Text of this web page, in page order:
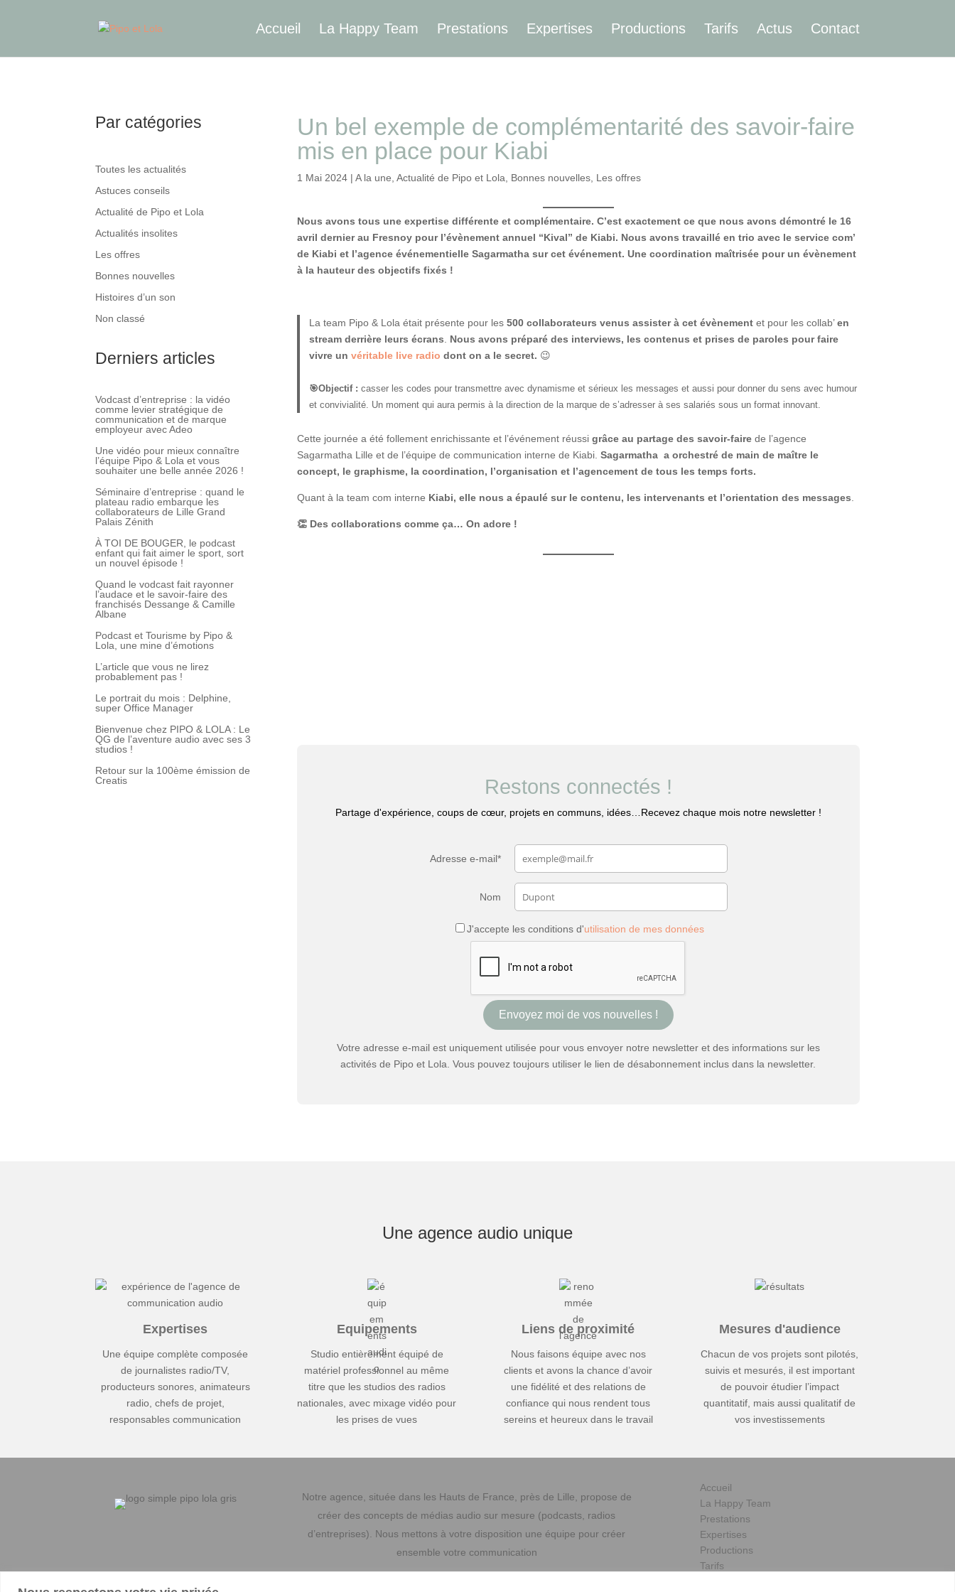
Accueil La Happy Team Prestations Expertises Productions Tarifs Actus Contact
Par catégories
Toutes les actualités
Astuces conseils
Actualité de Pipo et Lola
Actualités insolites
Les offres
Bonnes nouvelles
Histoires d’un son
Non classé
Derniers articles
Vodcast d’entreprise : la vidéo
comme levier stratégique de
communication et de marque
employeur avec Adeo
Une vidéo pour mieux connaître
l’équipe Pipo & Lola et vous
souhaiter une belle année 2026 !
Séminaire d’entreprise : quand le
plateau radio embarque les
collaborateurs de Lille Grand
Palais Zénith
À TOI DE BOUGER, le podcast
enfant qui fait aimer le sport, sort
un nouvel épisode !
Quand le vodcast fait rayonner
l’audace et le savoir-faire des
franchisés Dessange & Camille
Albane
Podcast et Tourisme by Pipo &
Lola, une mine d’émotions
L’article que vous ne lirez
probablement pas !
Le portrait du mois : Delphine,
super Office Manager
Bienvenue chez PIPO & LOLA : Le
QG de l’aventure audio avec ses 3
studios !
Retour sur la 100ème émission de
Creatis
Un bel exemple de complémentarité des savoir-faire
mis en place pour Kiabi
1 Mai 2024| A la une Actualité de Pipo et Lola Bonnes nouvelles, Les offres
Nous avons tous une expertise différente et complémentaire. C’est exactement ce que nous avons démontré le 16
avril dernier au Fresnoy pour l’évènement annuel “Kival” de Kiabi. Nous avons travaillé en trio avec le service com’
de Kiabi et l’agence événementielle Sagarmatha sur cet événement. Une coordination maîtrisée pour un évènement
à la hauteur des objectifs fixés !
La team Pipo & Lola était présente pour les500 collaborateurs venus assister à cet évènement et pour les collab’en
stream derrière leurs écrans
Nous avons préparé des interviews, les contenus et prises de paroles pour faire
vivre unvéritable live radiodont on a le secret. 😉
🎯Objectif :casser les codes pour transmettre avec dynamisme et sérieux les messages et aussi pour donner du sens avec humour
et convivialité. Un moment qui aura permis à la direction de la marque de s’adresser à ses salariés sous un format innovant.
Cette journée a été follement enrichissante et l’événement réussi grâce au partage des savoir-faire de l’agence
Sagarmatha Lille et de l’équipe de communication interne de Kiabi. Sagarmatha a orchestré de main de maître le
concept, le graphisme, la coordination, l’organisation et l’agencement de tous les temps forts.
Quant à la team com interne Kiabi, elle nous a épaulé sur le contenu, les intervenants et l’orientation des messages
👏 Des collaborations comme ça… On adore !
Restons connectés !
Partage d'expérience, coups de cœur, projets en communs, idées…Recevez chaque mois notre newsletter !
Adresse e-mail*
Nom
J'accepte les conditions d'utilisation de mes données
Votre adresse e-mail est uniquement utilisée pour vous envoyer notre newsletter et des informations sur les
activités de Pipo et Lola. Vous pouvez toujours utiliser le lien de désabonnement inclus dans la newsletter.
Une agence audio unique
Expertises
Une équipe complète composée
de journalistes radio/TV,
producteurs sonores, animateurs
radio, chefs de projet,
responsables communication
Equipements
Studio entièrement équipé de
matériel professionnel au même
titre que les studios des radios
nationales, avec mixage vidéo pour
les prises de vues
Liens de proximité
Nous faisons équipe avec nos
clients et avons la chance d’avoir
une fidélité et des relations de
confiance qui nous rendent tous
sereins et heureux dans le travail
Mesures d'audience
Chacun de vos projets sont pilotés,
suivis et mesurés, il est important
de pouvoir étudier l’impact
quantitatif, mais aussi qualitatif de
vos investissements
Notre agence, située dans les Hauts de France, près de Lille, propose de
créer des concepts de médias audio sur mesure (podcasts, radios
d’entreprises). Nous mettons à votre disposition une équipe pour créer
ensemble votre communication
Accueil
La Happy Team
Prestations
Expertises
Productions
Tarifs